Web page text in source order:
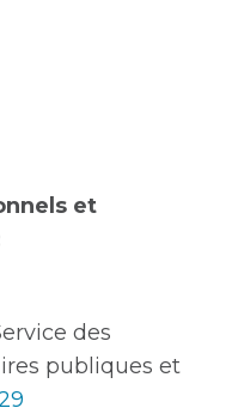
et
des
publiques et